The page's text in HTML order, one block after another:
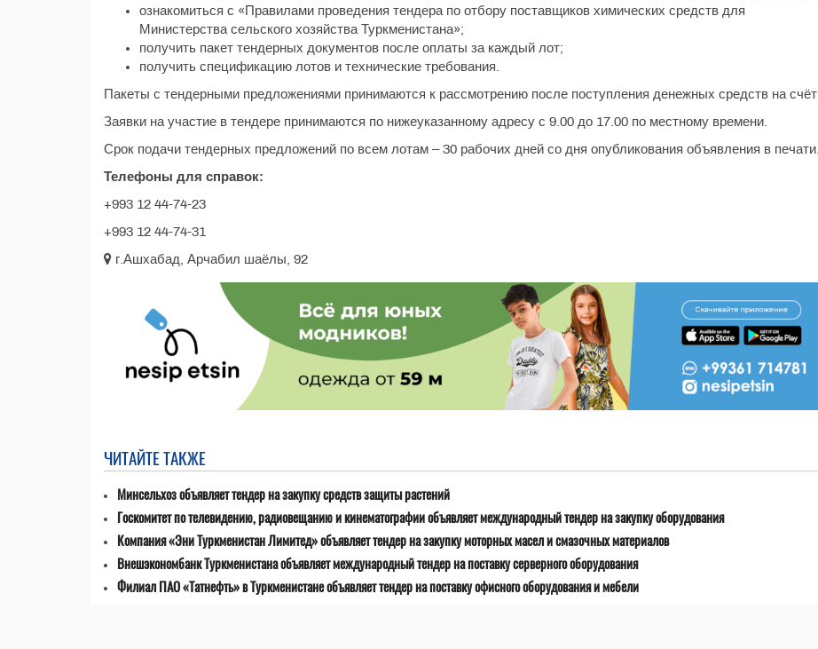
ознакомиться с «Правилами проведения тендера по отбору поставщиков химических средств для
Министерства сельского хозяйства Туркменистана»;
получить пакет тендерных документов после оплаты за каждый лот;
получить спецификацию лотов и технические требования.
Пакеты с тендерными предложениями принимаются к рассмотрению после поступления денежных средств на счёт.
Заявки на участие в тендере принимаются по нижеуказанному адресу с 9.00 до 17.00 по местному времени.
Срок подачи тендерных предложений по всем лотам – 30 рабочих дней со дня опубликования объявления в печати.
Телефоны для справок:
+993 12 44-74-23
+993 12 44-74-31
г.Ашхабад, Арчабил шаёлы, 92
ЧИТАЙТЕ ТАКЖЕ
Минсельхоз объявляет тендер на закупку средств защиты растений
Госкомитет по телевидению, радиовещанию и кинематографии объявляет международный тендер на закупку оборудования
Компания «Эни Туркменистан Лимитед» объявляет тендер на закупку моторных масел и смазочных материалов
Внешэкономбанк Туркменистана объявляет международный тендер на поставку серверного оборудования
Филиал ПАО «Татнефть» в Туркменистане объявляет тендер на поставку офисного оборудования и мебели